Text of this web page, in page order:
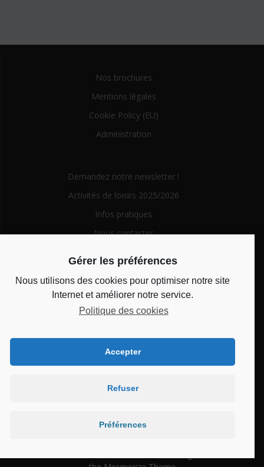
Nos brochures
Mentions légales
Cookie Policy (EU)
Administration
Demandez notre newsletter !
Activités de loisirs 2025/2026
Infos pratiques
Nous contacter
for:
Horaires d’ouverture
Du lundi au vendredi de 14h à 18h et le mercredi de 10h à
12h
Château
Gérer les préférences
Nous utilisons des cookies pour optimiser notre site
Internet et améliorer notre service.
Politique des cookies
Accepter
Refuser
Préférences